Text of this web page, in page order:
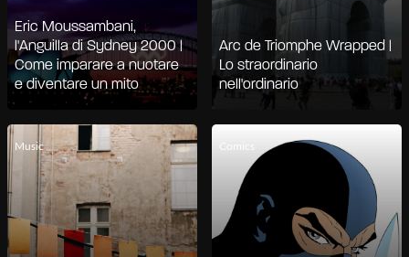
Eric Moussambani,
l'Anguilla di Sydney 2000 |
Come imparare a nuotare
e diventare un mito
Arc de Triomphe Wrapped |
Lo straordinario
nell'ordinario
Music Comics